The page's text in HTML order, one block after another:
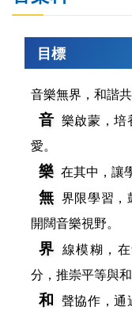
目標
音樂無界，和諧
音 樂啟蒙，培
愛。
樂 在其中，讓
無 界限學習，
開闊音樂視野。
界 線模糊，
分，推崇平等與和
和 聲協作，通